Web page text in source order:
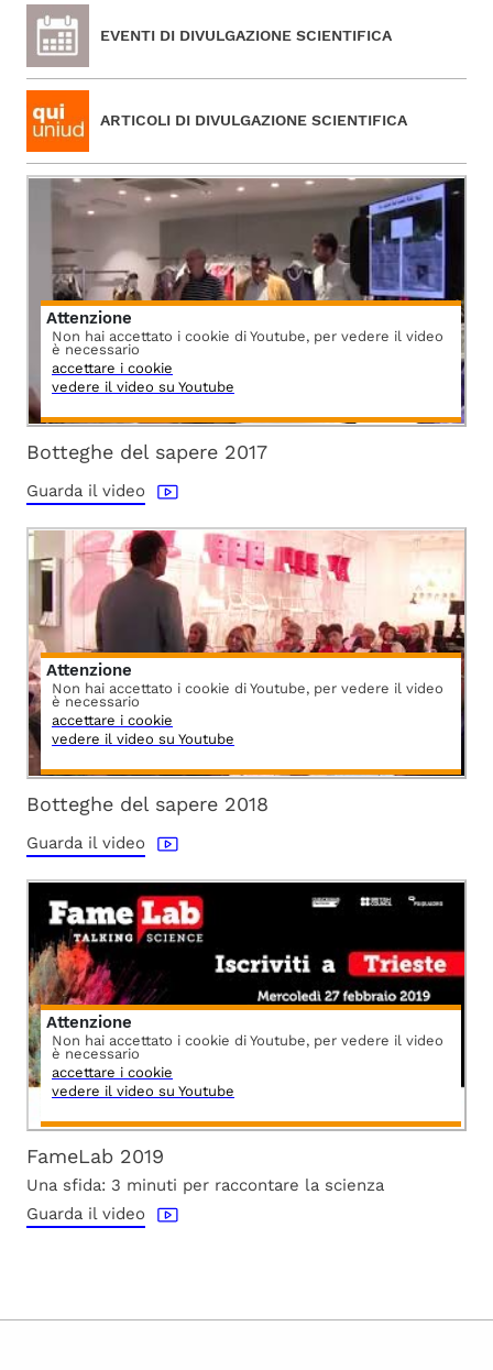
EVENTI DI DIVULGAZIONE SCIENTIFICA
ARTICOLI DI DIVULGAZIONE SCIENTIFICA
Attenzione
Non hai accettato i cookie di Youtube, per vedere il video
è necessario
accettare i cookie
vedere il video su Youtube
Botteghe del sapere 2017
Guarda il video
Attenzione
Non hai accettato i cookie di Youtube, per vedere il video
è necessario
accettare i cookie
vedere il video su Youtube
Botteghe del sapere 2018
Guarda il video
Attenzione
Non hai accettato i cookie di Youtube, per vedere il video
è necessario
accettare i cookie
vedere il video su Youtube
FameLab 2019
Una sfida: 3 minuti per raccontare la scienza
Guarda il video